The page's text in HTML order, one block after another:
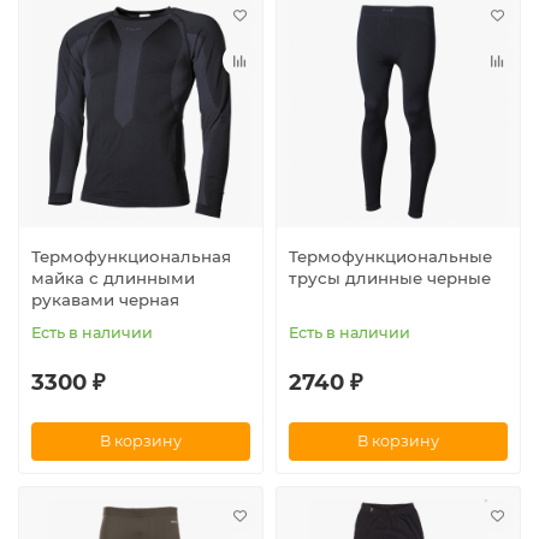
Термофункциональная
майка с длинными
рукавами черная
Есть в наличии
3300 ₽
В корзину
Термофункциональные
трусы длинные черные
Есть в наличии
2740 ₽
В корзину